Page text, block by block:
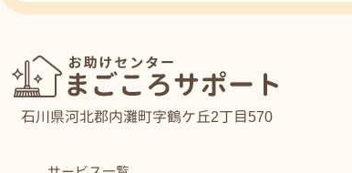
石川県河北郡内灘町字鶴ケ丘2丁目570